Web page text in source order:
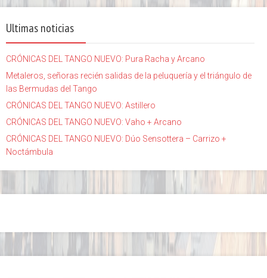
Ultimas noticias
CRÓNICAS DEL TANGO NUEVO: Pura Racha y Arcano
Metaleros, señoras recién salidas de la peluquería y el triángulo de
las Bermudas del Tango
CRÓNICAS DEL TANGO NUEVO: Astillero
CRÓNICAS DEL TANGO NUEVO: Vaho + Arcano
CRÓNICAS DEL TANGO NUEVO: Dúo Sensottera – Carrizo +
Noctámbula